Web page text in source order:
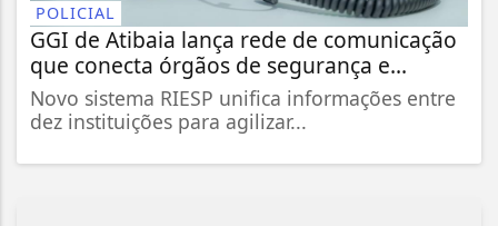
POLICIAL
GGI de Atibaia lança rede de comunicação
que conecta órgãos de segurança e...
Novo sistema RIESP unifica informações entre
dez instituições para agilizar...